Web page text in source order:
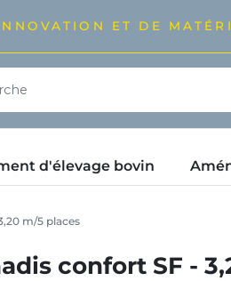
ET DE
d'élevage bovin
m/5 places
confort SF -